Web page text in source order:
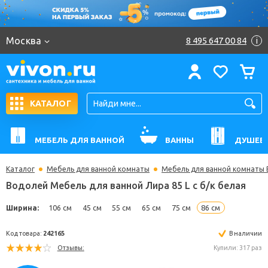
Москва 8 495 647 00 84 i
КАТАЛОГ
МЕБЕЛЬ ДЛЯ ВАННОЙ ВАННЫ
Каталог Мебель для ванной комнаты Мебель для ванной комнаты
Водолей Мебель для ванной Лира 85 L с б/к
Ширина: 106 см 86 см